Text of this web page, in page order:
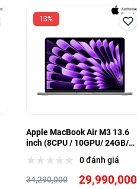
13%
Apple MacBook Air M3 13.6
inch (8CPU / 10GPU/ 24GB/
0 đánh giá
34,290,000
29,990,000